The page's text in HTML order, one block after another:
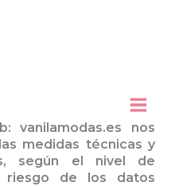
Y PROTECCIÓN DE
en la legislación
vanilamodas.es nos
medidas técnicas y
según el nivel de
riesgo de los datos